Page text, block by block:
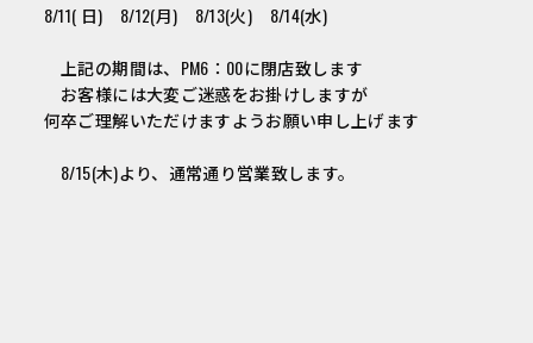
8/11( 日) 8/12(月) 8/13(火) 8/14(水)
上記の期間は、PM6：00に閉店致します
お客様には大変ご迷惑をお掛けしますが
何卒ご理解いただけますようお願い申し上げます
8/15(木)より、通常通り営業致します。